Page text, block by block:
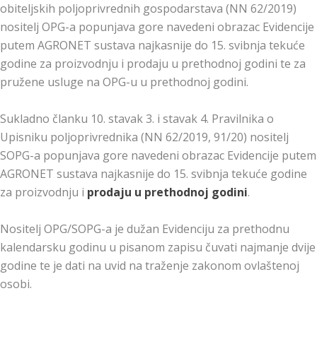
obiteljskih poljoprivrednih gospodarstava (NN 62/2019)
nositelj OPG-a popunjava gore navedeni obrazac Evidencije
putem AGRONET sustava najkasnije do 15. svibnja tekuće
godine za proizvodnju i prodaju u prethodnoj godini te za
pružene usluge na OPG-u u prethodnoj godini.
Sukladno članku 10. stavak 3. i stavak 4. Pravilnika o
Upisniku poljoprivrednika (NN 62/2019, 91/20) nositelj
SOPG-a popunjava gore navedeni obrazac Evidencije putem
AGRONET sustava najkasnije do 15. svibnja tekuće godine
za proizvodnju i prodaju u prethodnoj godini.
Nositelj OPG/SOPG-a je dužan Evidenciju za prethodnu
kalendarsku godinu u pisanom zapisu čuvati najmanje dvije
godine te je dati na uvid na traženje zakonom ovlaštenoj
osobi.